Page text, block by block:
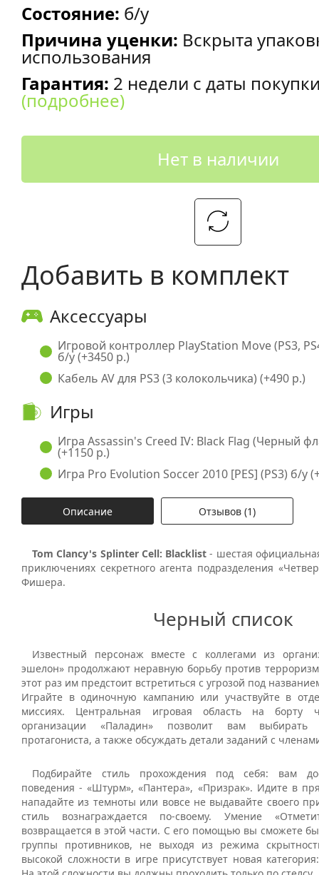
Состояние: б/у
Причина уценки: Вскрыта
использования
Гарантия: 2 недели с даты
(подробнее)
Нет в наличии
Добавить в комплект
Аксессуары
Игровой контроллер PlayStation Move (PS3,
б/у (+3450 р.)
Кабель AV для PS3 (3 колокольчика) (+490 р.)
Игры
Игра Assassin's Creed IV: Black Flag (Черный
(+1150 р.)
Игра Pro Evolution Soccer 2010 [PES] (PS3) б/у
Описание Отзывов (1)
Tom Clancy's Splinter Cell: Blacklist - шестая
приключениях секретного агента подразделения
Фишера.
Черный список
Известный персонаж вместе с коллегами из
эшелон» продолжают неравную борьбу против
этот раз им предстоит встретиться с угрозой под
Играйте в одиночную кампанию или участвуйте в
миссиях. Центральная игровая область на борту
организации «Паладин» позволит вам выбирать
протагониста, а также обсуждать детали заданий с
Подбирайте стиль прохождения под себя: вам
поведения - «Штурм», «Пантера», «Призрак». Идите в
нападайте из темноты или вовсе не выдавайте своего
стиль вознаграждается по-своему. Умение
возвращается в этой части. С его помощью вы сможете
группы противников, не выходя из режима
высокой сложности в игре присутствует новая